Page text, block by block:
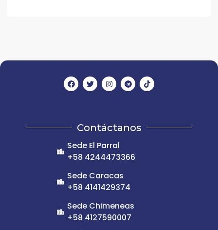
Contáctanos
Sede El Parral
+58 4244473366
Sede Caracas
+58 4141429374
Sede Chimeneas
+58 4127590007